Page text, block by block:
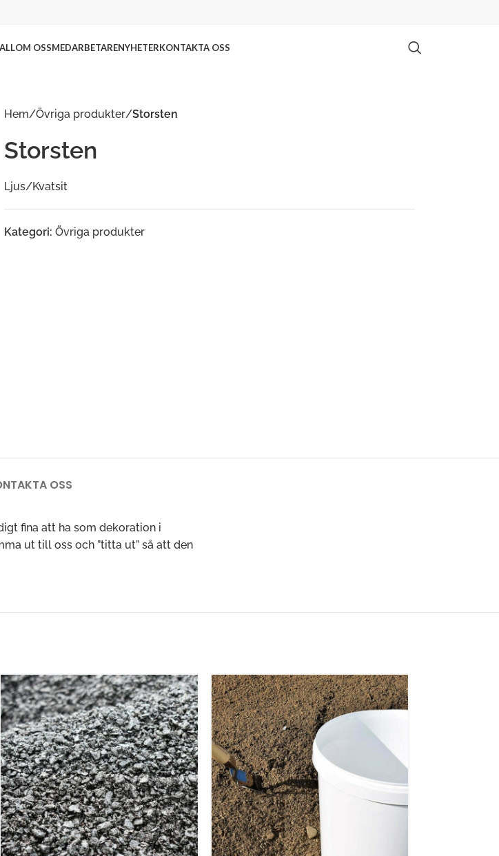
OM OSSMEDARBETARENYHETERKONTAKTA OSS
Hem/Övriga produkter/Storsten
Storsten
Ljus/Kvatsit
Kategori: Övriga produkter
OSS
fina att ha som dekoration i
ut till oss och ”titta ut” så att den